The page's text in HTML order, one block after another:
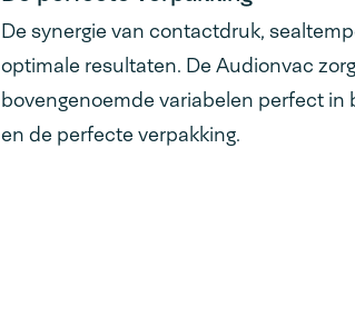
De synergie van contactdruk,
optimale resultaten. De Audionvac
bovengenoemde variabelen perfect in
en de perfecte verpakking.